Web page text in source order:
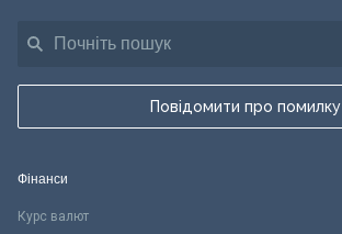
Повідомити про помилку
Фінанси
Курс валют